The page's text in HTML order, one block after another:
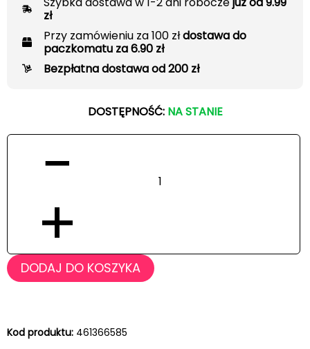
zł
Przy zamówieniu za 100 złdostawa do
paczkomatu za 6.90 zł
Bezpłatna dostawa od 200 zł
DOSTĘPNOŚĆ: NA STANIE
−
+
DODAJ DO KOSZYKA
Kod produktu: 461366585